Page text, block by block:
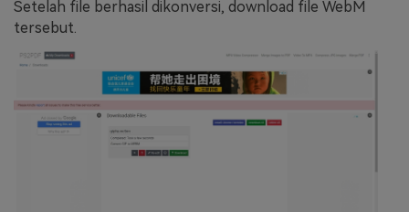
Setelah file berhasil dikonversi, download file WebM
tersebut.